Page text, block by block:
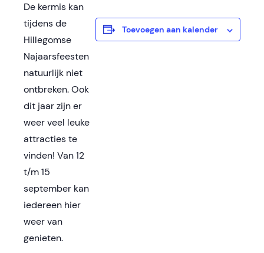
De kermis kan
tijdens de
Hillegomse
Najaarsfeesten
natuurlijk niet
ontbreken. Ook
dit jaar zijn er
weer veel leuke
attracties te
vinden! Van 12
t/m 15
september kan
iedereen hier
weer van
genieten.
Toevoegen aan kalender